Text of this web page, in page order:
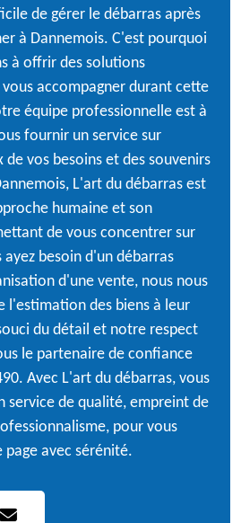
de gérer le débarras après
à Dannemois. C'est pourquoi
à offrir des solutions
accompagner durant cette
équipe professionnelle est à
fournir un service sur
de vos besoins et des souvenirs
L'art du débarras est
humaine et son
de vous concentrer sur
besoin d'un débarras
d'une vente, nous nous
l'estimation des biens à leur
du détail et notre respect
le partenaire de confiance
Avec L'art du débarras, vous
service de qualité, empreint de
pour vous
avec sérénité.